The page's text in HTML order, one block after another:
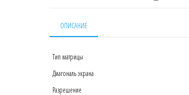
ОПИСАНИЕ
Тип матрицы
Диагональ экрана
Разрешение